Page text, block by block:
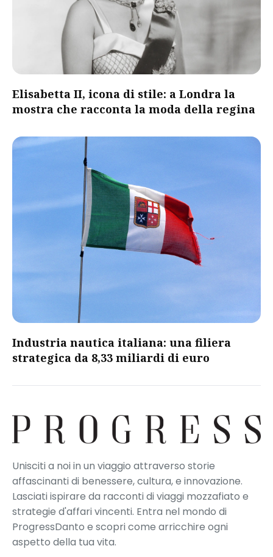
Elisabetta II, icona di stile: a Londra la
mostra che racconta la moda della regina
​Industria nautica italiana: una filiera
strategica da 8,33 miliardi di euro​
Unisciti a noi in un viaggio attraverso storie
affascinanti di benessere, cultura, e innovazione.
Lasciati ispirare da racconti di viaggi mozzafiato e
strategie d'affari vincenti. Entra nel mondo di
ProgressDanto e scopri come arricchire ogni
aspetto della tua vita.